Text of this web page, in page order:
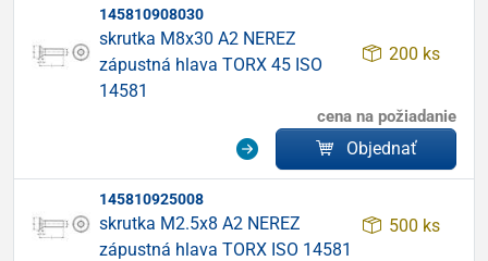
145810908030
skrutka M8x30 A2 NEREZ
zápustná hlava TORX 45 ISO
14581
200 ks
cena na požiadanie
Objednať
145810925008
skrutka M2.5x8 A2 NEREZ
zápustná hlava TORX ISO 14581
500 ks